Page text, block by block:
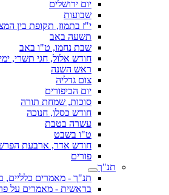
יום ירושלים
שבועות
י"ז בתמוז, תקופת בין
תשעה באב
שבת נחמו, ט"ו באב
חודש אלול, חגי תשרי,
ראש השנה
צום גדליה
יום הכיפורים
סוכות, שמחת תורה
חודש כסלו, חנוכה
עשרה בטבת
ט"ו בשבט
חודש אדר, ארבעת
פורים
תנ"ך
תנ"ך - מאמרים כלליים,
בראשית - מאמרים על